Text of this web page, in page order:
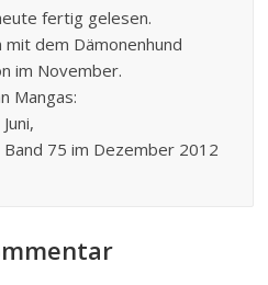
fertig gelesen.
dem Dämonenhund
im November.
Mangas:
75 im Dezember 2012